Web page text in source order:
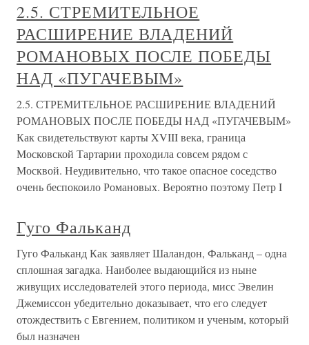
2.5. СТРЕМИТЕЛЬНОЕ
РАСШИРЕНИЕ ВЛАДЕНИЙ
РОМАНОВЫХ ПОСЛЕ ПОБЕДЫ
НАД «ПУГАЧЕВЫМ»
2.5. СТРЕМИТЕЛЬНОЕ РАСШИРЕНИЕ ВЛАДЕНИЙ
РОМАНОВЫХ ПОСЛЕ ПОБЕДЫ НАД «ПУГАЧЕВЫМ»
Как свидетельствуют карты XVIII века, граница
Московской Тартарии проходила совсем рядом с
Москвой. Неудивительно, что такое опасное соседство
очень беспокоило Романовых. Вероятно поэтому Петр I
Гуго Фальканд
Гуго Фальканд Как заявляет Шаландон, Фальканд – одна
сплошная загадка. Наиболее выдающийся из ныне
живущих исследователей этого периода, мисс Эвелин
Джемиссон убедительно доказывает, что его следует
отождествить с Евгением, политиком и ученым, который
был назначен